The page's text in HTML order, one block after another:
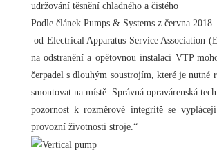
udržování těsnění chladného a čistého
Podle článek Pumps & Systems z června 2018
od Electrical Apparatus Service Association
na odstranění a opětovnou instalaci VTP
čerpadel s dlouhým soustrojím, které je nutné
smontovat na místě. Správná opravárenská
pozornost k rozměrové integritě se
provozní životnosti stroje.“